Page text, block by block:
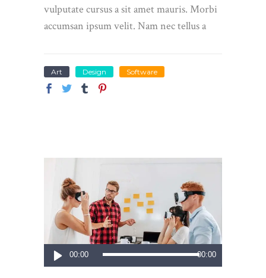
vulputate cursus a sit amet mauris. Morbi
accumsan ipsum velit. Nam nec tellus a
Art Design Software
Reproductor
de
00:00 00:00